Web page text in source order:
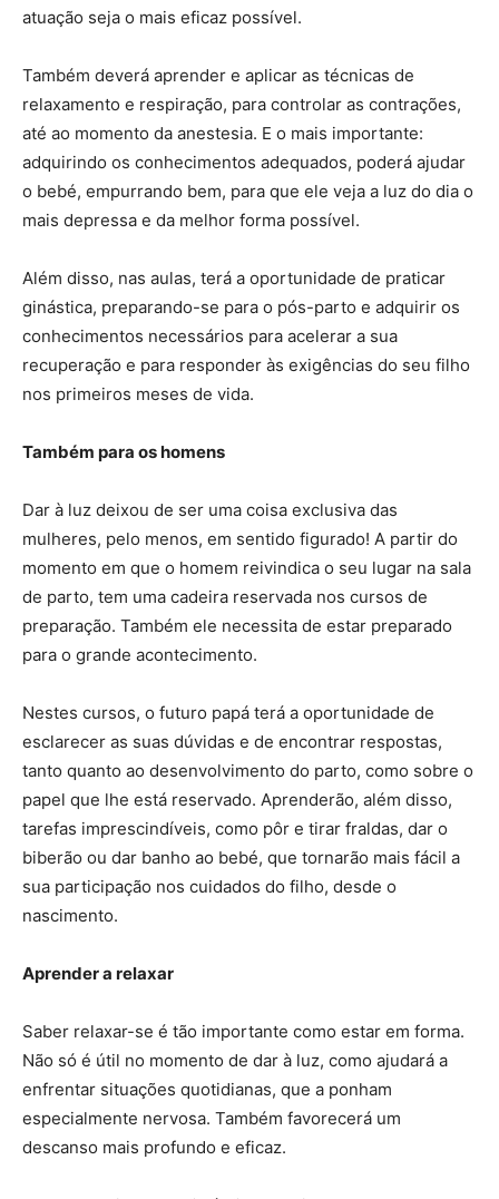
atuação seja o mais eficaz possível.
Também deverá aprender e aplicar as técnicas de
relaxamento e respiração, para controlar as contrações,
até ao momento da anestesia. E o mais importante:
adquirindo os conhecimentos adequados, poderá ajudar
o bebé, empurrando bem, para que ele veja a luz do dia o
mais depressa e da melhor forma possível.
Além disso, nas aulas, terá a oportunidade de praticar
ginástica, preparando-se para o pós-parto e adquirir os
conhecimentos necessários para acelerar a sua
recuperação e para responder às exigências do seu filho
nos primeiros meses de vida.
Também para os homens
Dar à luz deixou de ser uma coisa exclusiva das
mulheres, pelo menos, em sentido figurado! A partir do
momento em que o homem reivindica o seu lugar na sala
de parto, tem uma cadeira reservada nos cursos de
preparação. Também ele necessita de estar preparado
para o grande acontecimento.
Nestes cursos, o futuro papá terá a oportunidade de
esclarecer as suas dúvidas e de encontrar respostas,
tanto quanto ao desenvolvimento do parto, como sobre o
papel que lhe está reservado. Aprenderão, além disso,
tarefas imprescindíveis, como pôr e tirar fraldas, dar o
biberão ou dar banho ao bebé, que tornarão mais fácil a
sua participação nos cuidados do filho, desde o
nascimento.
Aprender a relaxar
Saber relaxar-se é tão importante como estar em forma.
Não só é útil no momento de dar à luz, como ajudará a
enfrentar situações quotidianas, que a ponham
especialmente nervosa. Também favorecerá um
descanso mais profundo e eficaz.